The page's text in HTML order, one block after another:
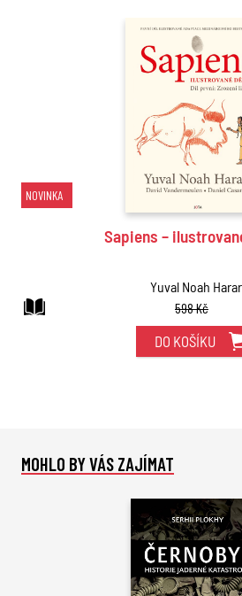
NOVINKA
Sapiens –
Yuval Noah
598 Kč
DO KOŠÍKU
MOHLO BY VÁS ZAJÍMAT